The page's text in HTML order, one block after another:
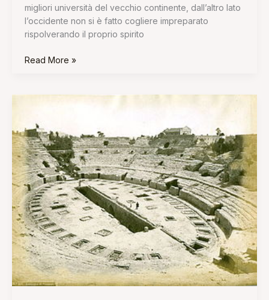
migliori università del vecchio continente, dall’altro lato
l’occidente non si è fatto cogliere impreparato
rispolverando il proprio spirito
Read More »
di
Pozzuoli